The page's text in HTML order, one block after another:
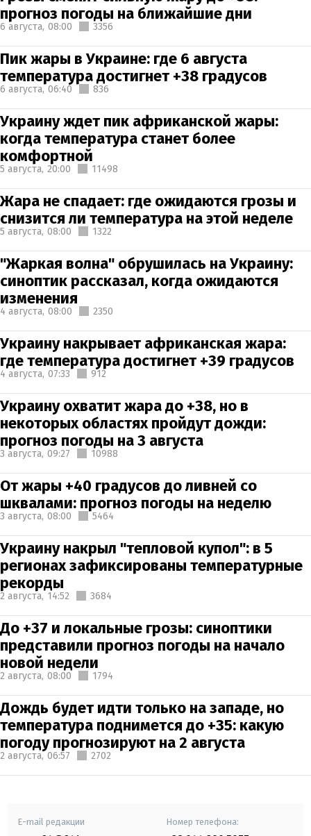
прогноз погоды на ближайшие дни
6 августа, 08:00 3356
Пик жары в Украине: где 6 августа
температура достигнет +38 градусов
6 августа, 06:40 836
Украину ждет пик африканской жары:
когда температура станет более
комфортной
5 августа, 20:00 11498
Жара не спадает: где ожидаются грозы и
снизится ли температура на этой неделе
5 августа, 08:00 1322
"Жаркая волна" обрушилась на Украину:
синоптик рассказал, когда ожидаются
изменения
4 августа, 08:00 2350
Украину накрывает африканская жара:
где температура достигнет +39 градусов
4 августа, 07:33 912
Украину охватит жара до +38, но в
некоторых областях пройдут дожди:
прогноз погоды на 3 августа
3 августа, 09:27 10988
От жары +40 градусов до ливней со
шквалами: прогноз погоды на неделю
3 августа, 08:00 5464
Украину накрыл "тепловой купол": в 5
регионах зафиксированы температурные
рекорды
2 августа, 14:52 3684
До +37 и локальные грозы: синоптики
представили прогноз погоды на начало
новой недели
2 августа, 08:00 1794
Дождь будет идти только на западе, но
температура поднимется до +35: какую
погоду прогнозируют на 2 августа
2 августа, 06:57 2702
E-mail редакции Номер телефона: